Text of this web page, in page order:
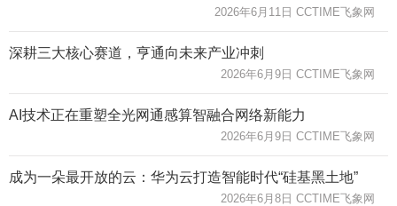
2026年6月11日 CCTIME飞象网
深耕三大核心赛道，亨通向未来产业冲刺
2026年6月9日 CCTIME飞象网
AI技术正在重塑全光网通感算智融合网络新能力
2026年6月9日 CCTIME飞象网
成为一朵最开放的云：华为云打造智能时代“硅基黑土地”
2026年6月8日 CCTIME飞象网